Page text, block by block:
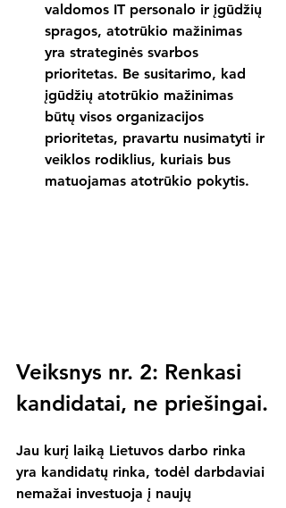
valdomos IT personalo ir įgūdžių
spragos, atotrūkio mažinimas
yra strateginės svarbos
prioritetas. Be susitarimo, kad
įgūdžių atotrūkio mažinimas
būtų visos organizacijos
prioritetas, pravartu nusimatyti ir
veiklos rodiklius, kuriais bus
matuojamas atotrūkio pokytis.
Veiksnys nr. 2: Renkasi
kandidatai, ne priešingai.
Jau kurį laiką Lietuvos darbo rinka
yra kandidatų rinka, todėl darbdaviai
nemažai investuoja į naujų